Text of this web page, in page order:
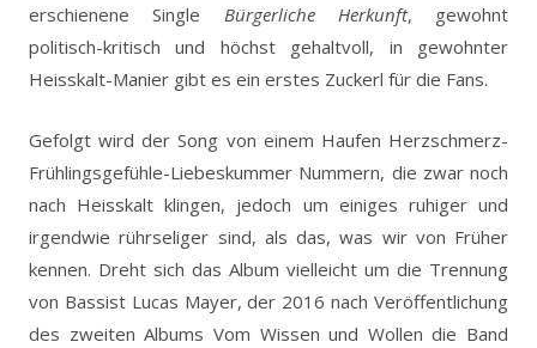
erschienene Single Bürgerliche Herkunft, gewohnt
politisch-kritisch und höchst gehaltvoll, in gewohnter
Heisskalt-Manier gibt es ein erstes Zuckerl für die Fans.
Gefolgt wird der Song von einem Haufen Herzschmerz-
Frühlingsgefühle-Liebeskummer Nummern, die zwar noch
nach Heisskalt klingen, jedoch um einiges ruhiger und
irgendwie rührseliger sind, als das, was wir von Früher
kennen. Dreht sich das Album vielleicht um die Trennung
von Bassist Lucas Mayer, der 2016 nach Veröffentlichung
des zweiten Albums Vom Wissen und Wollen die Band